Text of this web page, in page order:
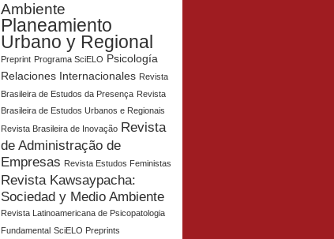
Ambiente
Planeamiento
Urbano y Regional
Preprint Programa SciELO Psicología
Relaciones Internacionales Revista
Brasileira de Estudos da Presença Revista
Brasileira de Estudos Urbanos e Regionais
Revista Brasileira de Inovação Revista
de Administração de
Empresas Revista Estudos Feministas
Revista Kawsaypacha:
Sociedad y Medio Ambiente
Revista Latinoamericana de Psicopatologia
Fundamental SciELO Preprints